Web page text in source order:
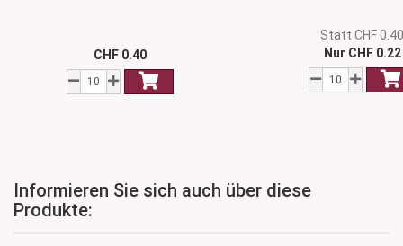
CHF 0.40
Statt CHF
Nur CHF 0.22
Informieren Sie sich auch über diese
Produkte: